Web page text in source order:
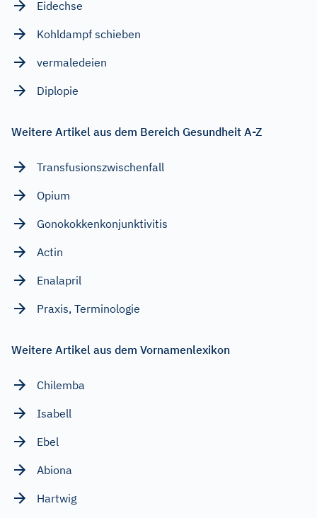
Eidechse
Kohldampf schieben
vermaledeien
Diplopie
Weitere Artikel aus dem Bereich Gesundheit A-Z
Transfusionszwischenfall
Opium
Gonokokkenkonjunktivitis
Actin
Enalapril
Praxis, Terminologie
Weitere Artikel aus dem Vornamenlexikon
Chilemba
Isabell
Ebel
Abiona
Hartwig